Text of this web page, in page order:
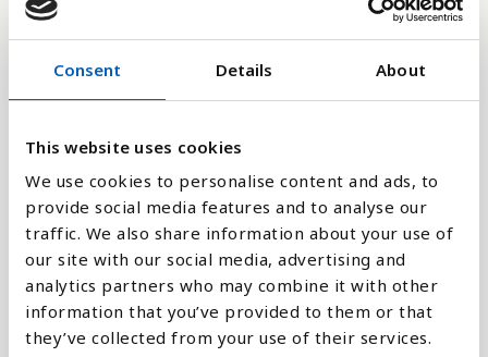
Consent Details About
This website uses cookies
We use cookies to personalise content and ads, to
provide social media features and to analyse our
traffic. We also share information about your use of
our site with our social media, advertising and
analytics partners who may combine it with other
information that you’ve provided to them or that
they’ve collected from your use of their services.
3.4K
1990 1992 1994 1996 1998 2000 2002 2004 2006 2008 2010 2012 2014 2016 2018 2020 2022 2024
Stapeldiagram
Linje
Platt